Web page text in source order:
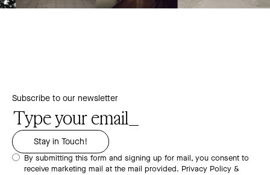
Subscribe to our newsletter
By submitting this form and signing up for mail, you consent to
receive marketing mail at the mail provided. Privacy Policy &